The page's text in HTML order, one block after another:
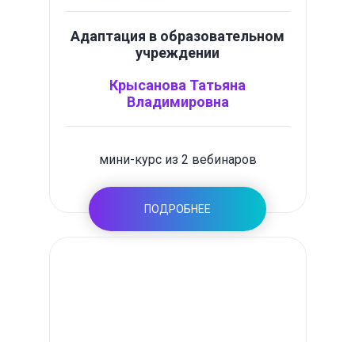
Адаптация в образовательном
учреждении
Крысанова Татьяна
Владимировна
мини-курс из 2 вебинаров
ПОДРОБНЕЕ